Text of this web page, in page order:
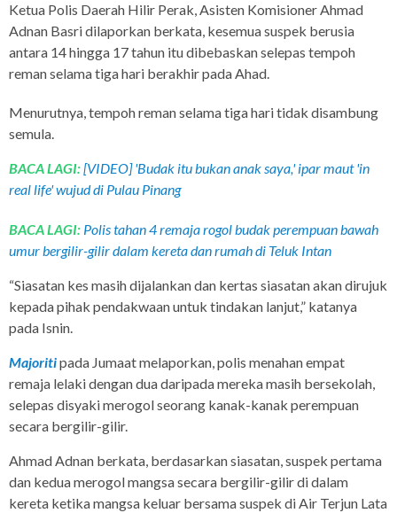
Ketua Polis Daerah Hilir Perak, Asisten Komisioner Ahmad
Adnan Basri dilaporkan berkata, kesemua suspek berusia
antara 14 hingga 17 tahun itu dibebaskan selepas tempoh
reman selama tiga hari berakhir pada Ahad.
Menurutnya, tempoh reman selama tiga hari tidak disambung
semula.
BACA LAGI:[VIDEO] 'Budak itu bukan anak saya,' ipar maut 'in
real life' wujud di Pulau Pinang
BACA LAGI: Polis tahan 4 remaja rogol budak perempuan bawah
umur bergilir-gilir dalam kereta dan rumah di Teluk Intan
“Siasatan kes masih dijalankan dan kertas siasatan akan dirujuk
kepada pihak pendakwaan untuk tindakan lanjut,” katanya
pada Isnin.
Majoritipada Jumaat melaporkan, polis menahan empat
remaja lelaki dengan dua daripada mereka masih bersekolah,
selepas disyaki merogol seorang kanak-kanak perempuan
secara bergilir-gilir.
Ahmad Adnan berkata, berdasarkan siasatan, suspek pertama
dan kedua merogol mangsa secara bergilir-gilir di dalam
kereta ketika mangsa keluar bersama suspek di Air Terjun Lata